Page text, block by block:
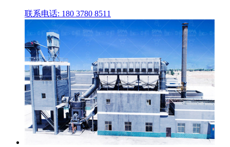
联系电话: 180 3780 8511